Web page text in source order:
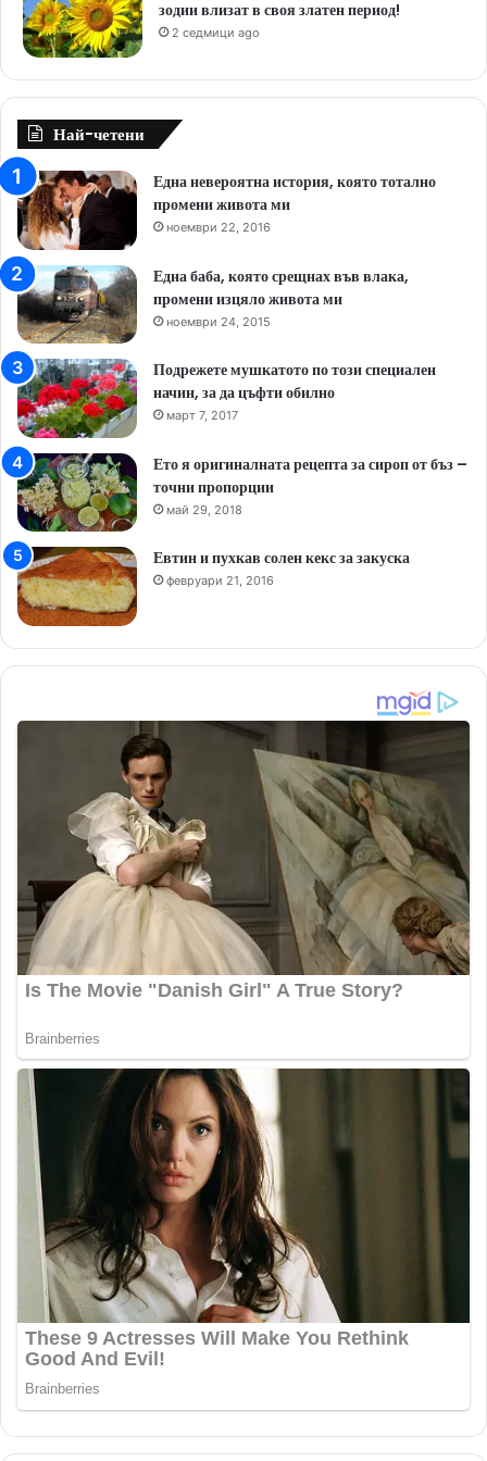
зодии влизат в своя златен период!
2 седмици ago
Най-четени
Една невероятна история, която тотално
промени живота ми
ноември 22, 2016
Една баба, която срещнах във влака,
промени изцяло живота ми
ноември 24, 2015
Подрежете мушкатото по този специален
начин, за да цъфти обилно
март 7, 2017
Ето я оригиналната рецепта за сироп от бъз –
точни пропорции
май 29, 2018
Евтин и пухкав солен кекс за закуска
февруари 21, 2016